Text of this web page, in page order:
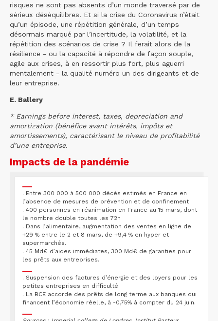
risques ne sont pas absents d’un monde traversé par de
sérieux déséquilibres. Et si la crise du Coronavirus n’était
qu’un épisode, une répétition générale, d’un temps
désormais marqué par l’incertitude, la volatilité, et la
répétition des scénarios de crise ? Il ferait alors de la
résilience - ou la capacité à répondre de façon souple,
agile aux crises, à en ressortir plus fort, plus aguerri
mentalement - la qualité numéro un des dirigeants et de
leur entreprise.
E. Ballery
* Earnings before interest, taxes, depreciation and
amortization (bénéfice avant intérêts, impôts et
amortissements), caractérisant le niveau de profitabilité
d’une entreprise.
Impacts de la pandémie
. Entre 300 000 à 500 000 décès estimés en France en
l’absence de mesures de prévention et de confinement
. 400 personnes en réanimation en France au 15 mars, dont
le nombre double toutes les 72h
. Dans l’alimentaire, augmentation des ventes en ligne de
+29 % entre le 2 et 8 mars, de +9,4 % en hyper et
supermarchés.
. 45 Md€ d’aides immédiates, 300 Md€ de garanties pour
les prêts aux entreprises.
. Suspension des factures d’énergie et des loyers pour les
petites entreprises en difficulté.
. La BCE accorde des prêts de long terme aux banques qui
financent l’économie réelle, à -0,75% à compter du 24 juin.